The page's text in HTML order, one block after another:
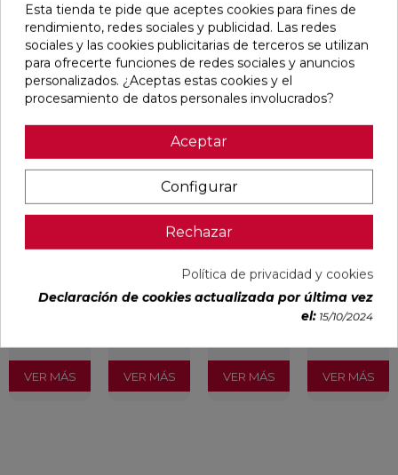
Pensamos que te puede interesar
CEDAR MATE
60X120
33,28 €
favorite
VER MÁS
VOLTE HAYA
MATE 75X75
RECTIFICADO
29,65 €
favorite
VER MÁS
CYPRESS
NATURAL
MATE
27,23 €
favorite
VER MÁS
CAMEL MATE
31,6X100
PVP
38,60 €
/m²
(IVA
VER MÁS
Esta tienda te pide que aceptes cookies para fines de
rendimiento, redes sociales y publicidad. Las redes
sociales y las cookies publicitarias de terceros se utilizan
para ofrecerte funciones de redes sociales y anuncios
personalizados. ¿Aceptas estas cookies y el
procesamiento de datos personales involucrados?
Aceptar
Configurar
Rechazar
Política de privacidad y cookies
Declaración de cookies actualizada por última vez
el: 15/10/2024